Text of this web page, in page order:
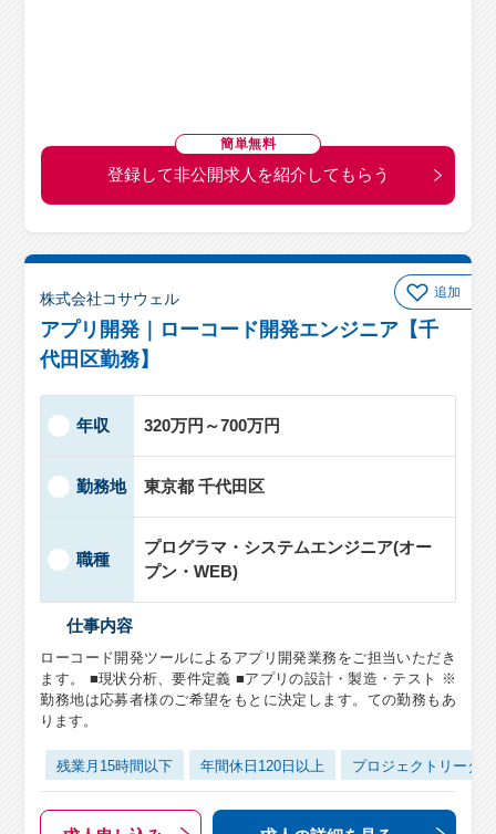
簡単無料
登録して非公開求人を紹介してもらう
追加
株式会社コサウェル
アプリ開発｜ローコード開発エンジニア【千
代田区勤務】
年収 320万円～700万円
勤務地 東京都 千代田区
職種
プログラマ・システムエンジニア(オー
プン・WEB)
仕事内容
ローコード開発ツールによるアプリ開発業務をご担当いただき
ます。 ■現状分析、要件定義 ■アプリの設計・製造・テスト ※
勤務地は応募者様のご希望をもとに決定します。ての勤務もあ
ります。
残業月15時間以下 年間休日120日以上 プロジェクトリーダー